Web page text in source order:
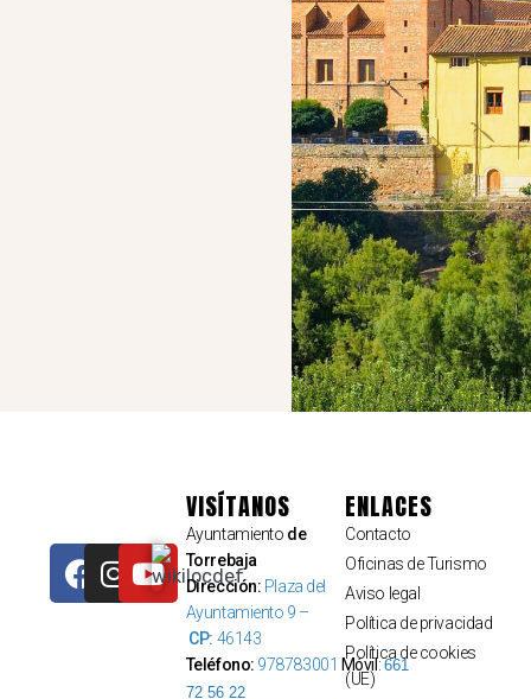
VISÍTANOS
Ayuntamiento de
Torrebaja
Dirección: Plaza del
Ayuntamiento 9 –
CP: 46143
Teléfono: 978783001 Móvil: 661
72 56 22
ENLACES
Contacto
Oficinas de Turismo
Aviso legal
Política de privacidad
Política de cookies
(UE)